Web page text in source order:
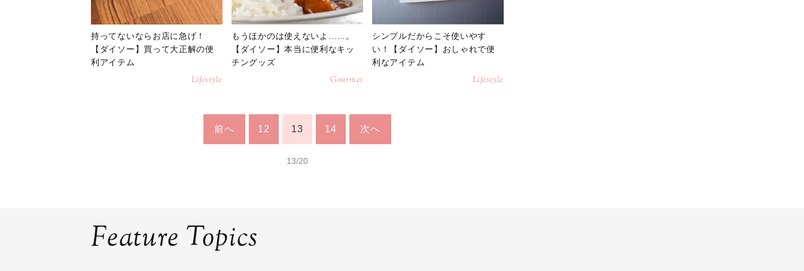
持ってないならお店に急げ！
【ダイソー】買って大正解の便
利アイテム
Lifestyle
もうほかのは使えないよ……。
【ダイソー】本当に便利なキッ
チングッズ
Gourmet
シンプルだからこそ使いやす
い！【ダイソー】おしゃれで便
利なアイテム
Lifestyle
前へ 12 13 14 次へ
13/20
Feature Topics